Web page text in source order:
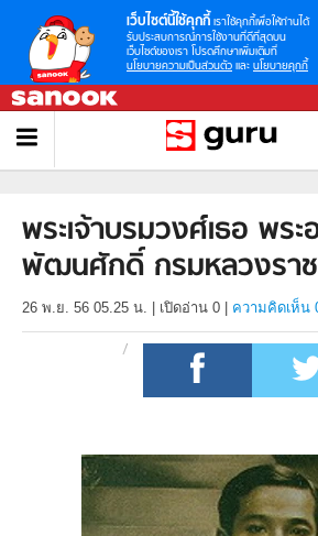
เว็บไซต์นี้ใช้คุกกี้ เราใช้คุกกี้เพื่อให้ท่านได้
รับประสบการณ์การใช้งานที่ดีที่สุดบน
เว็บไซต์ของเรา โปรดศึกษาเพิ่มเติมที่
นโยบายความเป็นส่วนตัว และ นโยบายคุกกี้
พระเจ้าบรมวงศ์เธอ พระ
พัฒนศักดิ์ กรมหลวงรา
26 พ.ย. 56 05.25 น. เปิดอ่าน 0 ความคิดเห็น